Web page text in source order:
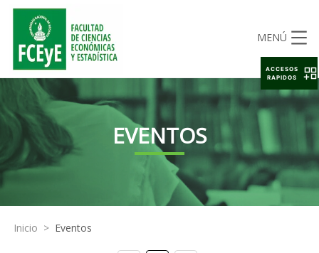
MENÚ
EVENTOS
Inicio > Eventos
ACCESOS
RAPIDOS